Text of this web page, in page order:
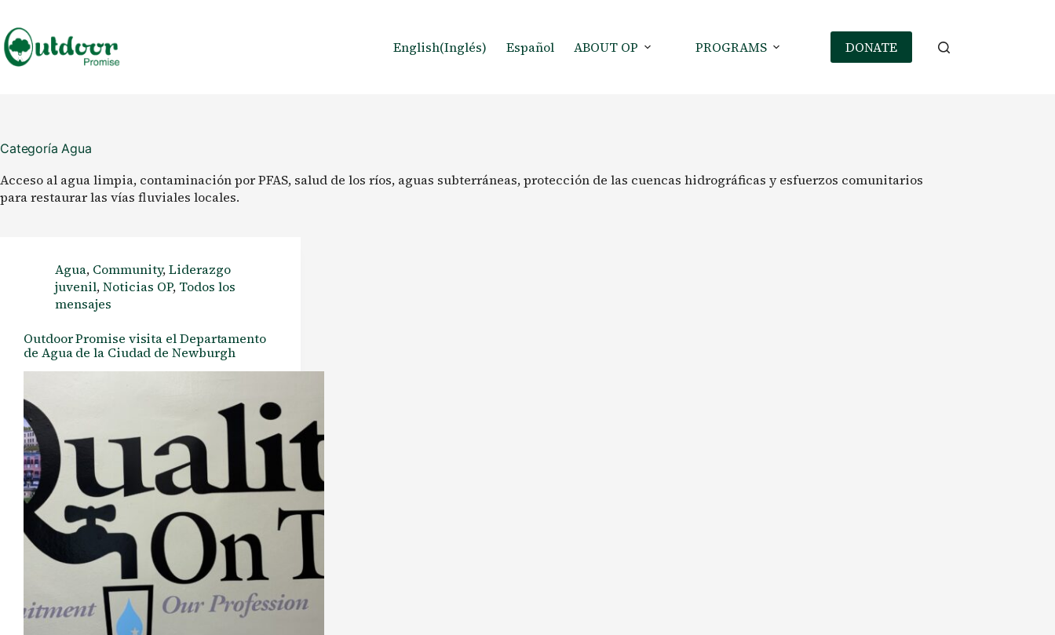
contenido
English(Inglés) Español ABOUT OP PROGRAMS DONATE
Categoría Agua
Acceso al agua limpia, contaminación por PFAS, salud de los ríos, aguas subterráneas, protección de las cuencas hidrográficas y esfuerzos comunitarios
para restaurar las vías fluviales locales.
Agua, Community,Liderazgo
juvenil,Noticias OP, Todos los
mensajes
Outdoor Promise visita el Departamento
de Agua de la Ciudad de Newburgh